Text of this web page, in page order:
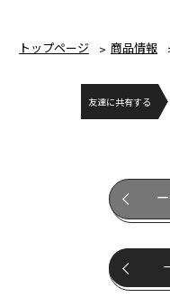
トップページ 商品情報
友達に共有する